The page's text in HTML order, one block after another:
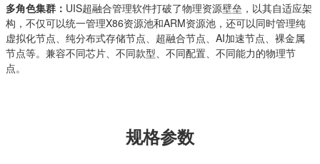
多角色集群： UIS超融合管理软件打破了物理资源壁垒，以其自适应架
构，不仅可以统一管理X86资源池和ARM资源池，还可以同时管理纯
虚拟化节点、纯分布式存储节点、超融合节点、AI加速节点、裸金属
节点等。兼容不同芯片、不同款型、不同配置、不同能力的物理节
点。
规格参数